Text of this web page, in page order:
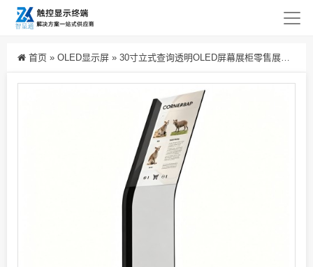
首页 » OLED显示屏 » 30寸立式查询透明OLED屏幕展柜零售展示透明屏一体机生产厂家